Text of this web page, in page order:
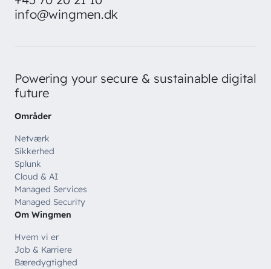
info@wingmen.dk
Powering your secure & sustainable digital
future
Områder
Netværk
Sikkerhed
Splunk
Cloud & AI
Managed Services
Managed Security
Om Wingmen
Hvem vi er
Job & Karriere
Bæredygtighed